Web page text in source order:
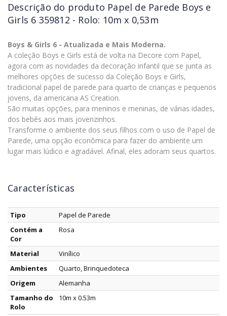
Descrição do produto Papel de Parede Boys e
Girls 6 359812 - Rolo: 10m x 0,53m
Boys & Girls 6 - Atualizada e Mais Moderna.
A coleção Boys e Girls está de volta na Decore com Papel,
agora com as novidades da decoração infantil que se junta as
melhores opções de sucesso da Coleção Boys e Girls,
tradicional papel de parede para quarto de crianças e pequenos
jovens, da americana AS Creation.
São muitas opções, para meninos e meninas, de várias idades,
dos bebês aos mais jovenzinhos.
Transforme o ambiente dos seus filhos com o uso de Papel de
Parede, uma opção econômica para fazer do ambiente um
lugar mais lúdico e agradável. Afinal, eles adoram seus quartos.
Características
Tipo
Papel de Parede
Contém a
Cor
Rosa
Material
Vinílico
Ambientes
Quarto, Brinquedoteca
Origem
Alemanha
Tamanho do
Rolo
10m x 0.53m